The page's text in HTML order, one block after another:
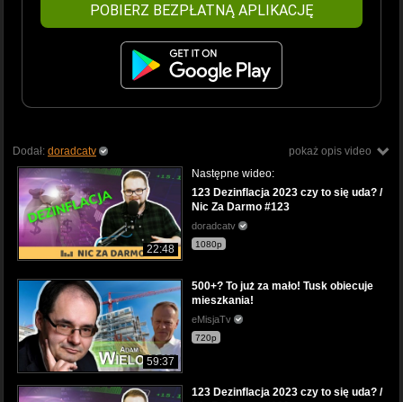
POBIERZ BEZPŁATNĄ APLIKACJĘ
pokaż opis video
Dodał: doradcatv
22:48
Następne wideo:
123 Dezinflacja 2023 czy to się uda? /
Nic Za Darmo #123
doradcatv
1080p
59:37
500+? To już za mało! Tusk obiecuje
mieszkania!
eMisjaTv
720p
123 Dezinflacja 2023 czy to się uda? /